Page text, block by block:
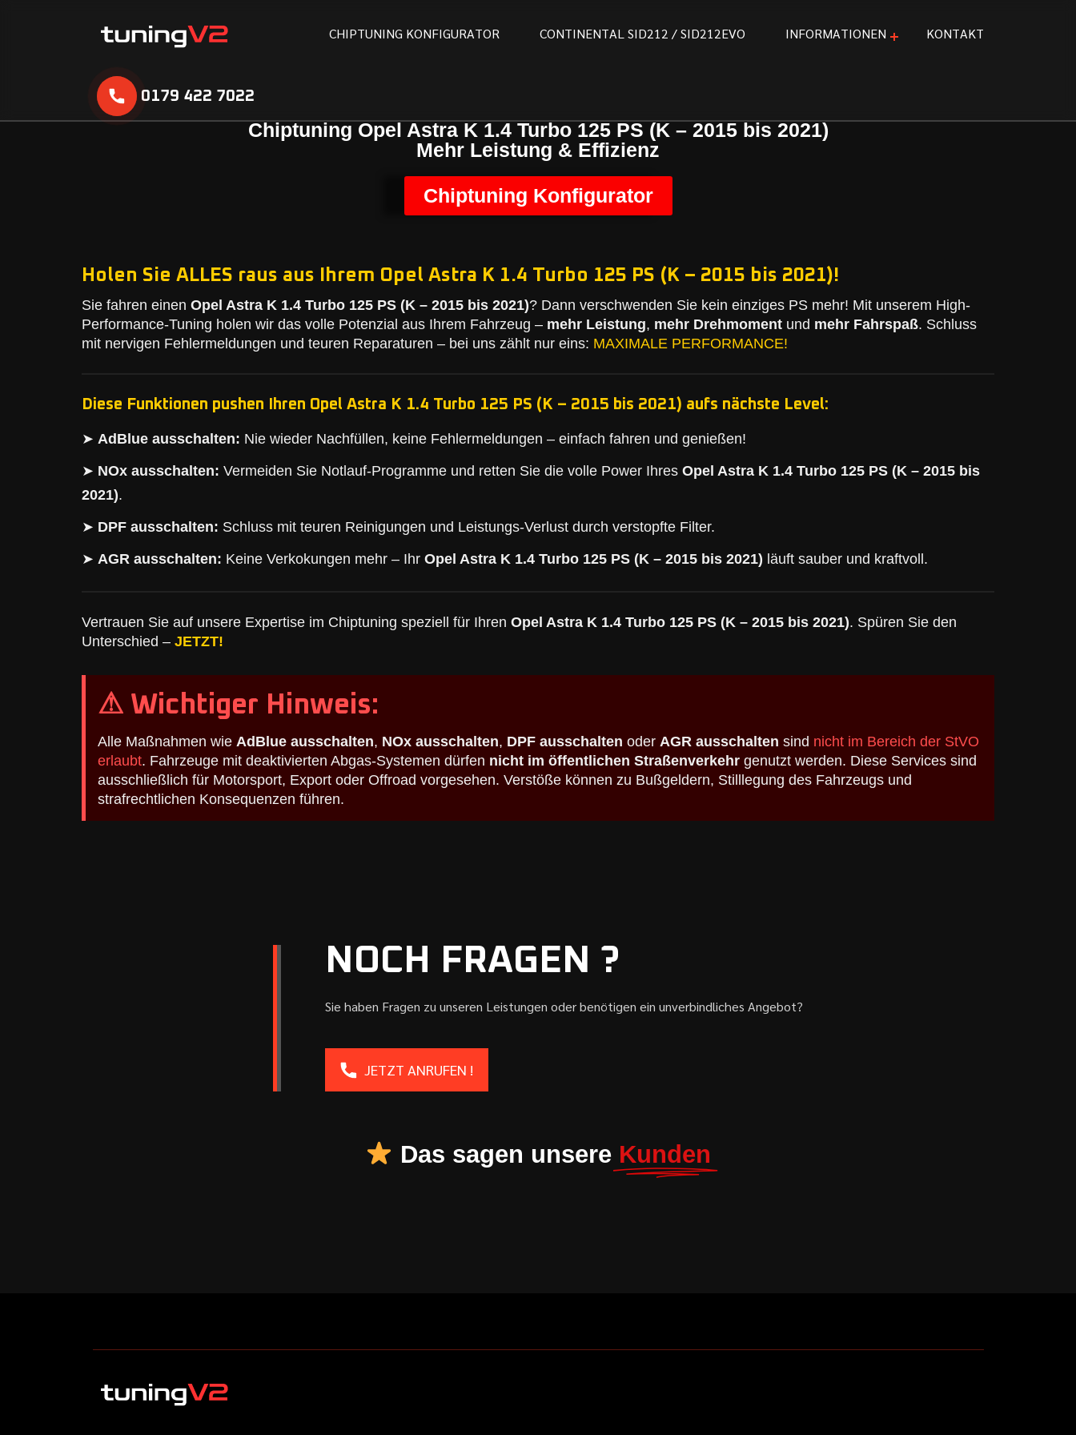
CHIPTUNING KONFIGURATOR CONTINENTAL SID21 2 / SID21 2EVO INFORMATIONEN KONTAKT
0179 422 7022
Chiptuning Opel Astra K 1.4 Turbo 125 PS (K – 2015 bis 2021)
Mehr Leistung & Effizienz
Chiptuning Konfigurator
Holen Sie ALLES raus aus Ihrem Opel Astra K 1.4 Turbo 125 PS (K – 2015 bis 2021)!
Sie fahren einen Opel Astra K 1.4 Turbo 125 PS (K – 2015 bis 2021)? Dann verschwenden Sie kein einziges PS mehr! Mit unserem High-
Performance-Tuning holen wir das volle Potenzial aus Ihrem Fahrzeug – mehr Leistung, mehr Drehmoment und mehr Fahrspaß. Schluss
mit nervigen Fehlermeldungen und teuren Reparaturen – bei uns zählt nur eins: MAXIMALE PERFORMANCE!
Diese Funktionen pushen Ihren Opel Astra K 1.4 Turbo 125 PS (K – 2015 bis 2021) aufs nächste Level:
➤ AdBlue ausschalten: Nie wieder Nachfüllen, keine Fehlermeldungen – einfach fahren und genießen!
➤ NOx ausschalten: Vermeiden Sie Notlauf-Programme und retten Sie die volle Power Ihres Opel Astra K 1.4 Turbo 125 PS (K – 2015 bis
2021).
➤ DPF ausschalten: Schluss mit teuren Reinigungen und Leistungs-Verlust durch verstopfte Filter.
➤ AGR ausschalten: Keine Verkokungen mehr – Ihr Opel Astra K 1.4 Turbo 125 PS (K – 2015 bis 2021) läuft sauber und kraftvoll.
Vertrauen Sie auf unsere Expertise im Chiptuning speziell für Ihren Opel Astra K 1.4 Turbo 125 PS (K – 2015 bis 2021). Spüren Sie den
Unterschied – JETZT!
⚠ Wichtiger Hinweis:
Alle Maßnahmen wie AdBlue ausschalten, NOx ausschalten, DPF ausschalten oder AGR ausschalten sind nicht im Bereich der StVO
erlaubt. Fahrzeuge mit deaktivierten Abgas-Systemen dürfen nicht im öffentlichen Straßenverkehr genutzt werden. Diese Services sind
ausschließlich für Motorsport, Export oder Offroad vorgesehen. Verstöße können zu Bußgeldern, Stilllegung des Fahrzeugs und
strafrechtlichen Konsequenzen führen.
NOCH FRAGEN ?
Sie haben Fragen zu unseren Leistungen oder benötigen ein unverbindliches Angebot?
JETZT ANRUFEN !
Das sagen unsere Kunden